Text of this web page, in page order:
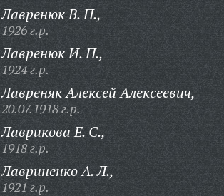
Лавренюк В. П.,
1926 г.р.
Лавренюк И. П.,
1924 г.р.
Лавреняк Алексей Алексеевич,
20.07.1918 г.р.
Лаврикова Е. С.,
1918 г.р.
Лавриненко А. Л.,
1921 г.р.